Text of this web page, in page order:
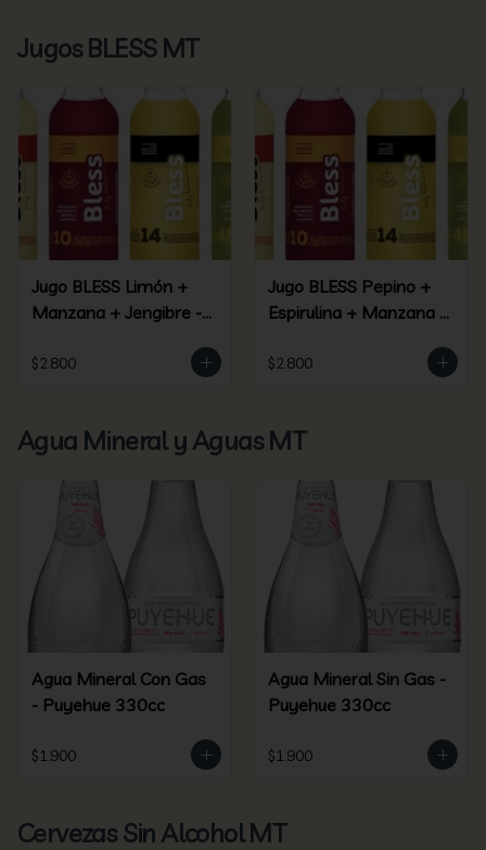
Jugos BLESS MT
Jugo BLESS Limón +
Manzana + Jengibre -
$2.800
Jugo BLESS Pepino +
Espirulina + Manzana +
$2.800
Agua Mineral y Aguas MT
Agua Mineral Con Gas
- Puyehue 330cc
$1.900
Agua Mineral Sin Gas -
Puyehue 330cc
$1.900
Cervezas Sin Alcohol MT